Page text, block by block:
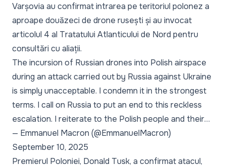
Varșovia au confirmat intrarea pe teritoriul polonez a
aproape douăzeci de drone rusești și au invocat
articolul 4 al Tratatului Atlanticului de Nord pentru
consultări cu aliații.
The incursion of Russian drones into Polish airspace
during an attack carried out by Russia against Ukraine
is simply unacceptable. I condemn it in the strongest
terms. I call on Russia to put an end to this reckless
escalation. I reiterate to the Polish people and their…
— Emmanuel Macron (@EmmanuelMacron)
September 10, 2025
Premierul Poloniei, Donald Tusk, a confirmat atacul,